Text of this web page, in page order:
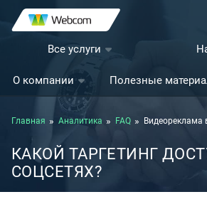
Все услуги
О компании Полезные
Главная Аналитика FAQ Видеореклама
КАКОЙ ТАРГЕТИНГ
СОЦСЕТЯХ?